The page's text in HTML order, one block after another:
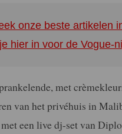
onze beste artikelen
hier in voor de Vogue-
met
van het privéhuis in
een live dj-set van